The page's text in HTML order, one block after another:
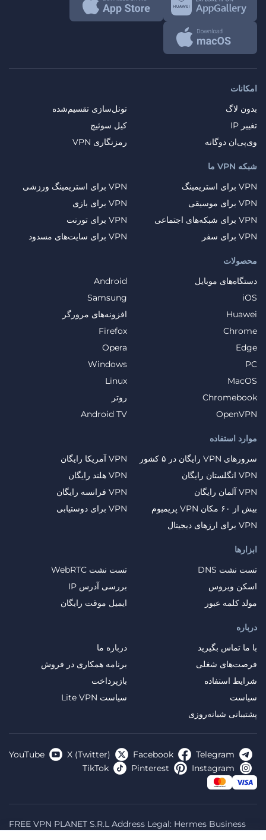
امکانات
بدون لاگ
تونل‌سازی تقسیم‌شده
تغییر IP
کیل سوئیچ
وی‌پی‌ان دوگانه
رمزنگاری VPN
محصولات
دستگاه‌های موبایل
Android
iOS
Samsung
Huawei
افزونه‌های مرورگر
Chrome
Firefox
Edge
Opera
PC
Windows
MacOS
Linux
Chromebook
روتر
OpenVPN
Android TV
موارد استفاده
سرورهای VPN رایگان در ۵ کشور
VPN آمریکا رایگان
VPN انگلستان رایگان
VPN هلند رایگان
VPN آلمان رایگان
VPN فرانسه رایگان
بیش از ۶۰ مکان VPN پریمیوم
VPN برای دوستیابی
VPN برای ارزهای دیجیتال
درباره
با ما تماس بگیرید
درباره ما
فرصت‌های شغلی
برنامه همکاری در فروش
شرایط استفاده
بازپرداخت
سیاست
سیاست Lite VPN
پشتیبانی شبانه‌روزی
شبکه VPN ما
VPN برای استریمینگ
VPN برای استریمینگ ورزشی
VPN برای موسیقی
VPN برای بازی
VPN برای شبکه‌های اجتماعی
VPN برای تورنت
VPN برای سفر
VPN برای سایت‌های مسدود
ابزارها
تست نشت DNS
تست نشت WebRTC
اسکن ویروس
بررسی آدرس IP
مولد کلمه عبور
ایمیل موقت رایگان
Telegram
Facebook
X (Twitter)
YouTube
Instagram
Pinterest
TikTok
FREE VPN PLANET S.R.L Address Legal: Hermes Business